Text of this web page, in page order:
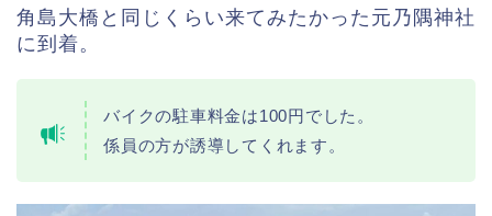
角島大橋と同じくらい来てみたかった元乃隅神社
に到着。
バイクの駐車料金は100円でした。
係員の方が誘導してくれます。